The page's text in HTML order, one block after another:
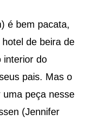
é bem pacata,
de beira de
interior do
pais. Mas o
peça nesse
(Jennifer